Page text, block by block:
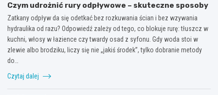
Czym udrożnić rury odpływowe – skuteczne sposoby
Zatkany odpływ da się odetkać bez rozkuwania ścian i bez wzywania
hydraulika od razu? Odpowiedź zależy od tego, co blokuje rurę: tłuszcz w
kuchni, włosy w łazience czy twardy osad z syfonu. Gdy woda stoi w
zlewie albo brodziku, liczy się nie „jakiś środek”, tylko dobranie metody
do…
Czytaj dalej